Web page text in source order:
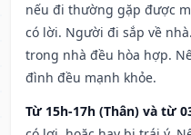
nếu đi thường gặp được
có lời. Người đi sắp về
trong nhà đều hòa hợp.
đình đều mạnh khỏe.
Từ 15h-17h (Thân) và từ